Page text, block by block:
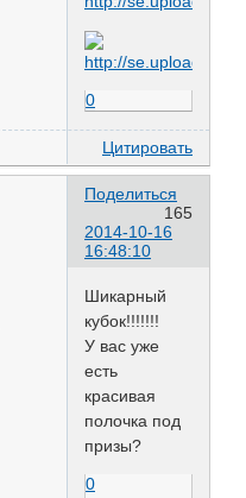
0
Цитировать
Поделиться
165
2014-10-16
16:48:10
Шикарный
кубок!!!!!!!
У вас уже
есть
красивая
полочка под
призы?
0